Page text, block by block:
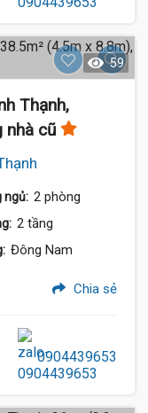
59
Thạnh,
nhà cũ
ngủ: 2 phòng
2 tầng
Đông Nam
Chia sẻ
0904439653